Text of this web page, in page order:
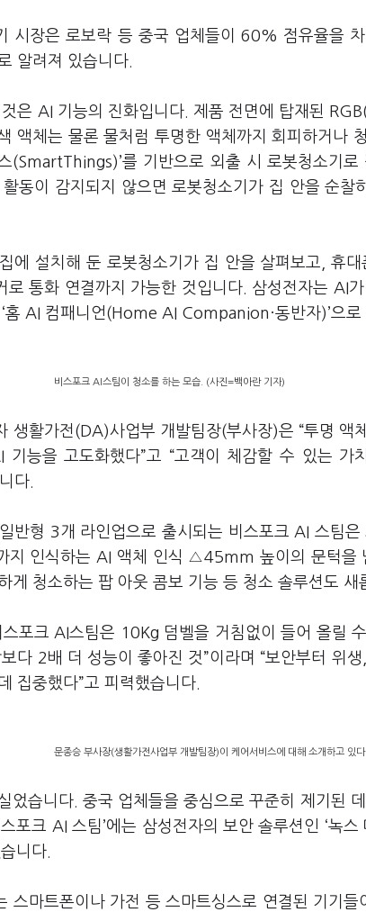
시장은 로보락 등 중국 업체들이 60% 점유율을
알려져 있습니다.
은 AI 기능의 진화입니다. 제품 전면에 탑재된
액체는 물론 물처럼 투명한 액체까지 회피하거나
(SmartThings)’를 기반으로 외출 시 로봇청소기
동이 감지되지 않으면 로봇청소기가 집 안을 순찰
에 설치해 둔 로봇청소기가 집 안을 살펴보고, 휴
로 통화 연결까지 가능한 것입니다. 삼성전자는 AI
홈 AI 컴패니언(Home AI Companion·동반자)’으로
비스포크 AI스팀이 청소를 하는 모습. (사진=백아란 기자)
생활가전(DA)사업부 개발팀장(부사장)은 “투명 액
기능을 고도화했다”고 “고객이 체감할 수 있는
다.
일반형 3개 라인업으로 출시되는 비스포크 AI 스팀
지 인식하는 AI 액체 인식 △45mm 높이의 문턱을
게 청소하는 팝 아웃 콤보 기능 등 청소 솔루션도 새
스포크 AI스팀은 10Kg 덤벨을 거침없이 들어 올릴
다 2배 더 성능이 좋아진 것”이라며 “보안부터 위
집중했다”고 피력했습니다.
문종승 부사장(생활가전사업부 개발팀장)이 케어서비스에 대해 소개하고 있
었습니다. 중국 업체들을 중심으로 꾸준히 제기된
스포크 AI 스팀’에는 삼성전자의 보안 솔루션인 ‘녹
니다.
스마트폰이나 가전 등 스마트싱스로 연결된 기기